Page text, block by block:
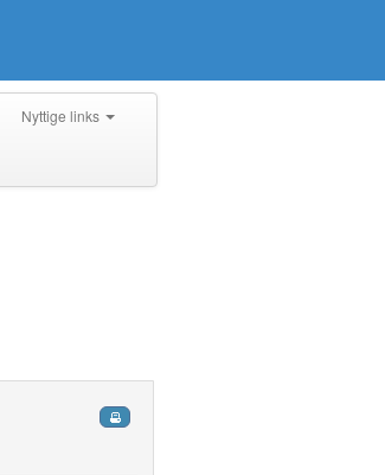
Nyttige links